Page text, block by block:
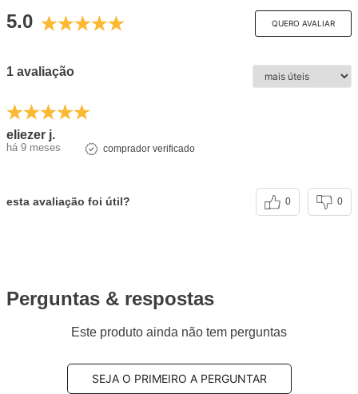
5.0 QUERO AVALIAR
1 avaliação
eliezer j.
há 9 meses comprador verificado
esta avaliação foi útil? 0 0
Perguntas & respostas
Este produto ainda não tem perguntas
SEJA O PRIMEIRO A PERGUNTAR